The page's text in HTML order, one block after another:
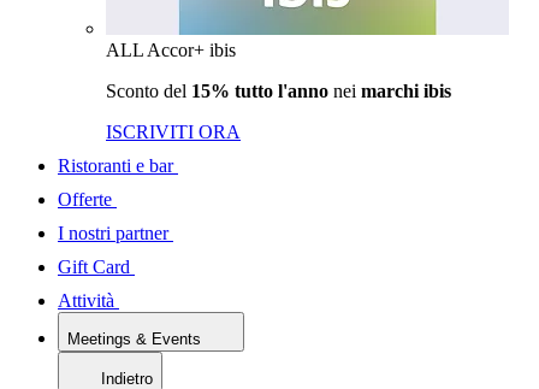
ALL Accor+ ibis
Sconto del 15% tutto l'anno nei marchi ibis
ISCRIVITI ORA
Ristoranti e bar
Offerte
I nostri partner
Gift Card
Attività
Meetings & Events
Indietro